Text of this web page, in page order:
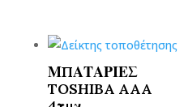
ΜΠΑΤΑΡΙΕΣ
TOSHIBA AAA